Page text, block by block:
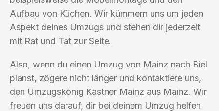
Aufbau von Küchen. Wir kümmern uns um jeden
Aspekt deines Umzugs und stehen dir jederzeit
mit Rat und Tat zur Seite.
Also, wenn du einen Umzug von Mainz nach Biel
planst, zögere nicht länger und kontaktiere uns,
den Umzugskönig Kastner Mainz aus Mainz. Wir
freuen uns darauf, dir bei deinem Umzug helfen